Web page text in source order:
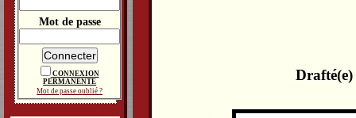
Mot de passe
CONNEXION
PERMANENTE
Mot de passe oublié ?